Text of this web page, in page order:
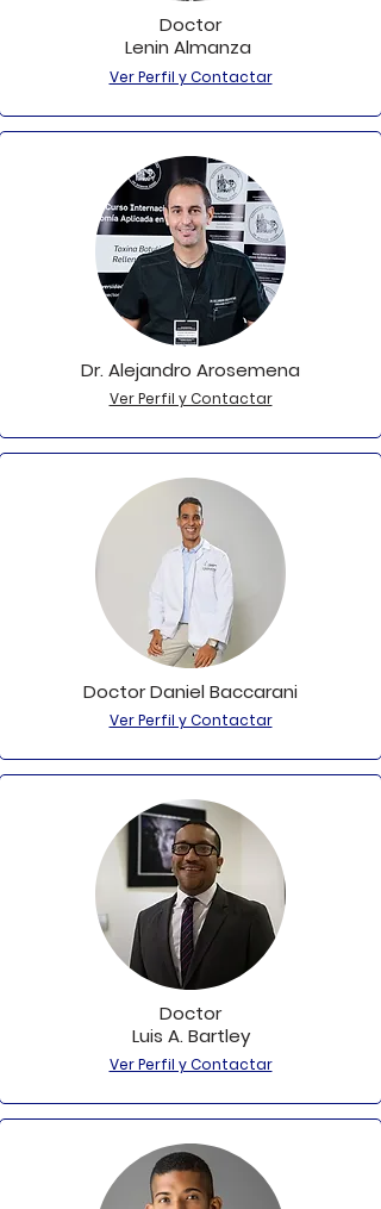
Doctor
Lenin Almanza
Ver Perfil y Contactar
Dr. Alejandro Arosemena
Ver Perfil y Contactar
Doctor Daniel Baccarani
Ver Perfil y Contactar
Doctor
Luis A. Bartley
Ver Perfil y Contactar